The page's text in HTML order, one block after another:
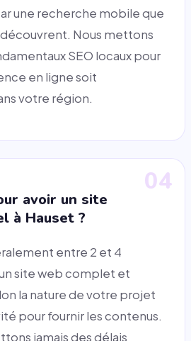
une recherche mobile que
Nous mettons
SEO locaux pour
en ligne soit
votre région.
04
avoir un site
à Hauset ?
entre 2 et 4
site web complet et
la nature de votre projet
pour fournir les contenus.
jamais des délais